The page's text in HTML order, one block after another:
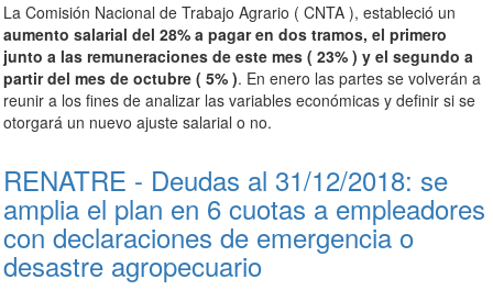
La Comisión Nacional de Trabajo Agrario ( CNTA ), estableció un
aumento salarial del 28% a pagar en dos tramos, el primero
junto a las remuneraciones de este mes ( 23% ) y el segundo a
partir del mes de octubre ( 5% ). En enero las partes se volverán a
reunir a los fines de analizar las variables económicas y definir si se
otorgará un nuevo ajuste salarial o no.
RENATRE - Deudas al 31/12/2018: se
amplia el plan en 6 cuotas a empleadores
con declaraciones de emergencia o
desastre agropecuario